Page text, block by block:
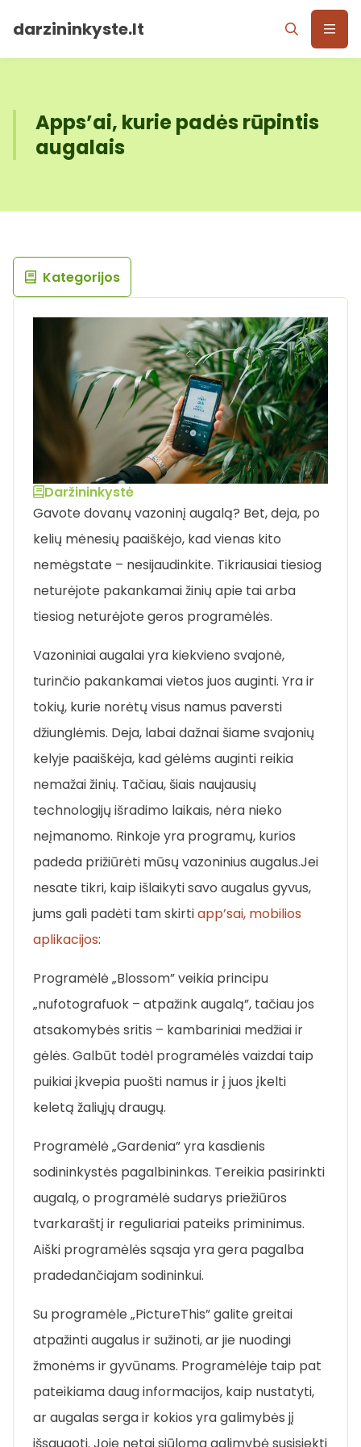
darzininkyste.lt
Apps’ai, kurie padės rūpintis
augalais
Daržininkystė
Gavote dovanų vazoninį augalą? Bet, deja, po
kelių mėnesių paaiškėjo, kad vienas kito
nemėgstate – nesijaudinkite. Tikriausiai tiesiog
neturėjote pakankamai žinių apie tai arba
tiesiog neturėjote geros programėlės.
Vazoniniai augalai yra kiekvieno svajonė,
turinčio pakankamai vietos juos auginti. Yra ir
tokių, kurie norėtų visus namus paversti
džiunglėmis. Deja, labai dažnai šiame svajonių
kelyje paaiškėja, kad gėlėms auginti reikia
nemažai žinių. Tačiau, šiais naujausių
technologijų išradimo laikais, nėra nieko
neįmanomo. Rinkoje yra programų, kurios
padeda prižiūrėti mūsų vazoninius augalus.Jei
nesate tikri, kaip išlaikyti savo augalus gyvus,
jums gali padėti tam skirtiapp’sai, mobilios
aplikacijos:
Programėlė „Blossom” veikia principu
„nufotografuok – atpažink augalą”, tačiau jos
atsakomybės sritis – kambariniai medžiai ir
gėlės. Galbūt todėl programėlės vaizdai taip
puikiai įkvepia puošti namus ir į juos įkelti
keletą žaliųjų draugų.
Programėlė „Gardenia” yra kasdienis
sodininkystės pagalbininkas. Tereikia pasirinkti
augalą, o programėlė sudarys priežiūros
tvarkaraštį ir reguliariai pateiks priminimus.
Aiški programėlės sąsaja yra gera pagalba
pradedančiajam sodininkui.
Su programėle „PictureThis” galite greitai
atpažinti augalus ir sužinoti, ar jie nuodingi
žmonėms ir gyvūnams. Programėlėje taip pat
pateikiama daug informacijos, kaip nustatyti,
ar augalas serga ir kokios yra galimybės jį
išsaugoti. Joje netgi siūloma galimybė susisiekti
Kategorijos